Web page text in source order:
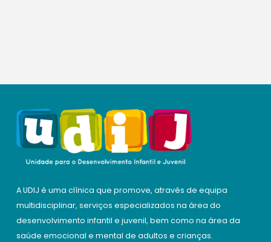
A UDIJ é uma clínica que promove, através de equipa
multidisciplinar, serviços especializados na área do
desenvolvimento infantil e juvenil, bem como na área da
saúde emocional e mental de adultos e crianças.